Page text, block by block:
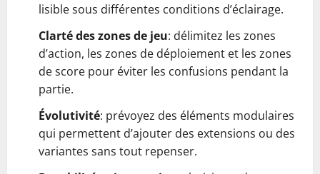
lisible sous différentes conditions d’éclairage.
Clarté des zones de jeu: délimitez les zones
d’action, les zones de déploiement et les zones
de score pour éviter les confusions pendant la
partie.
Évolutivité: prévoyez des éléments modulaires
qui permettent d’ajouter des extensions ou des
variantes sans tout repenser.